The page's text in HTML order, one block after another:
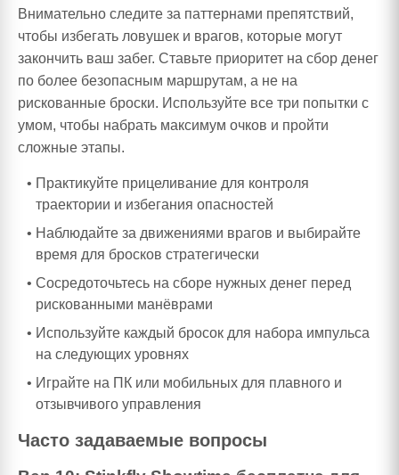
Внимательно следите за паттернами препятствий,
чтобы избегать ловушек и врагов, которые могут
закончить ваш забег. Ставьте приоритет на сбор денег
по более безопасным маршрутам, а не на
рискованные броски. Используйте все три попытки с
умом, чтобы набрать максимум очков и пройти
сложные этапы.
Практикуйте прицеливание для контроля
траектории и избегания опасностей
Наблюдайте за движениями врагов и выбирайте
время для бросков стратегически
Сосредоточьтесь на сборе нужных денег перед
рискованными манёврами
Используйте каждый бросок для набора импульса
на следующих уровнях
Играйте на ПК или мобильных для плавного и
отзывчивого управления
Часто задаваемые вопросы